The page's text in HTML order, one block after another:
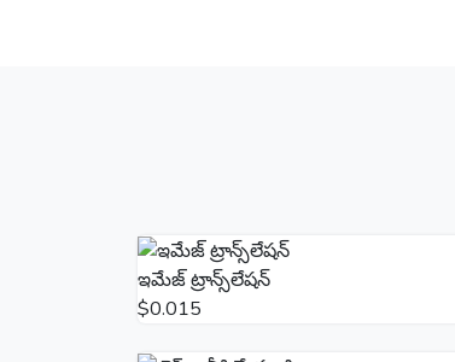
ఇమేజ్ ట్రాన్స్‌లేషన్
$0.015